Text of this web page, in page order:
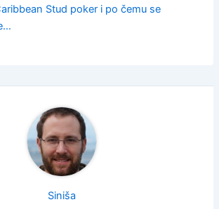
Stud poker i po čemu se
Siniša